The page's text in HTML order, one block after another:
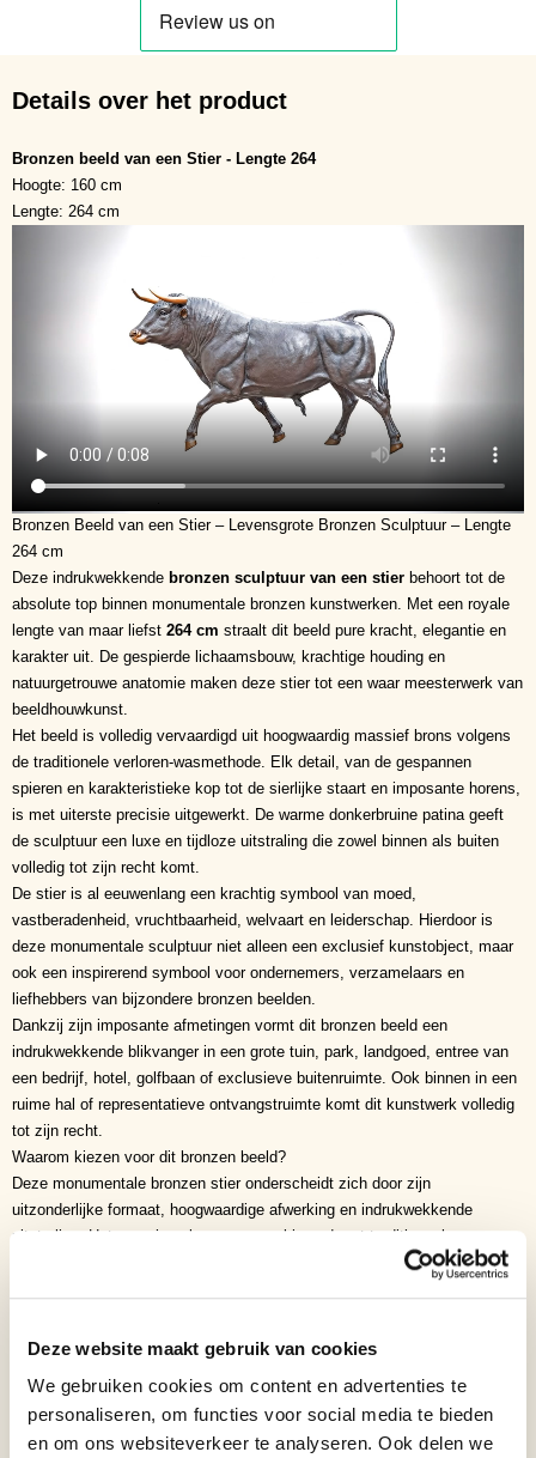
Deze website maakt gebruik van cookies
We gebruiken cookies om content en advertenties te
personaliseren, om functies voor social media te bieden
en om ons websiteverkeer te analyseren. Ook delen we
Details over het product
Bronzen beeld van een Stier - Lengte 264
Hoogte: 160 cm
Lengte: 264 cm
Bronzen Beeld van een Stier – Levensgrote Bronzen Sculptuur – Lengte
264 cm
Deze indrukwekkende bronzen sculptuur van een stier behoort tot de
absolute top binnen monumentale bronzen kunstwerken. Met een royale
lengte van maar liefst 264 cm straalt dit beeld pure kracht, elegantie en
karakter uit. De gespierde lichaamsbouw, krachtige houding en
natuurgetrouwe anatomie maken deze stier tot een waar meesterwerk van
beeldhouwkunst.
Het beeld is volledig vervaardigd uit hoogwaardig massief brons volgens
de traditionele verloren-wasmethode. Elk detail, van de gespannen
spieren en karakteristieke kop tot de sierlijke staart en imposante horens,
is met uiterste precisie uitgewerkt. De warme donkerbruine patina geeft
de sculptuur een luxe en tijdloze uitstraling die zowel binnen als buiten
volledig tot zijn recht komt.
De stier is al eeuwenlang een krachtig symbool van moed,
vastberadenheid, vruchtbaarheid, welvaart en leiderschap. Hierdoor is
deze monumentale sculptuur niet alleen een exclusief kunstobject, maar
ook een inspirerend symbool voor ondernemers, verzamelaars en
liefhebbers van bijzondere bronzen beelden.
Dankzij zijn imposante afmetingen vormt dit bronzen beeld een
indrukwekkende blikvanger in een grote tuin, park, landgoed, entree van
een bedrijf, hotel, golfbaan of exclusieve buitenruimte. Ook binnen in een
ruime hal of representatieve ontvangstruimte komt dit kunstwerk volledig
tot zijn recht.
Waarom kiezen voor dit bronzen beeld?
Deze monumentale bronzen stier onderscheidt zich door zijn
uitzonderlijke formaat, hoogwaardige afwerking en indrukwekkende
uitstraling. Het massieve brons, gecombineerd met traditioneel
vakmanschap en een natuurgetrouwe vormgeving, maakt dit beeld tot een
Traditioneel handgegoten volgens de verloren-wasmethode
Zeer gedetailleerde anatomische afwerking
Geschikt voor binnen- en buitenplaatsing
Weerbestendig en onderhoudsarm